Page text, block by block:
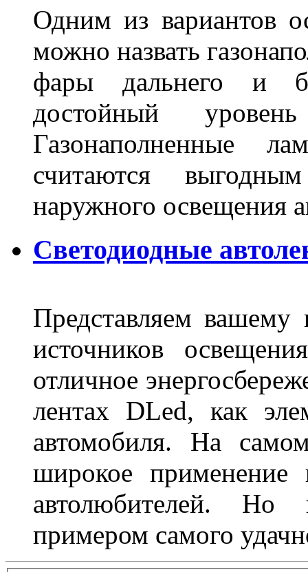
Одним из вариантов
можно назвать
фары дальнего и
достойный
Газонаполненные
считаются
наружного освещения
Светодиодные
Представляем
источников
отличное
лентах DLed, как
автомобиля. На
широкое
автолюбителей. Но
примером самого